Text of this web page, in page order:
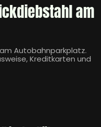
am
Autobahnparkplatz.
Kreditkarten und